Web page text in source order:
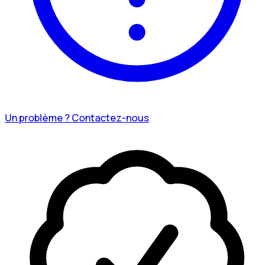
Un problème ? Contactez-nous